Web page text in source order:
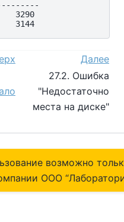
3290
Далее
27.2. Ошибка
"Недостаточно
места на диске"
возможно
ОOO